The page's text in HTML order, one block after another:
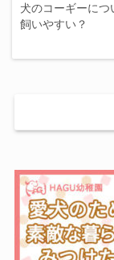
犬のコーギーにつ
飼いやすい？